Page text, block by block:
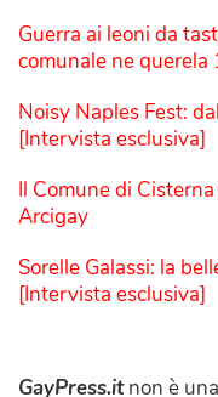
Guerra ai leoni da
comunale ne querela
Noisy Naples Fest:
[Intervista esclusiva]
Il Comune di
Arcigay
Sorelle Galassi: la
[Intervista esclusiva]
GayPress.itnon è